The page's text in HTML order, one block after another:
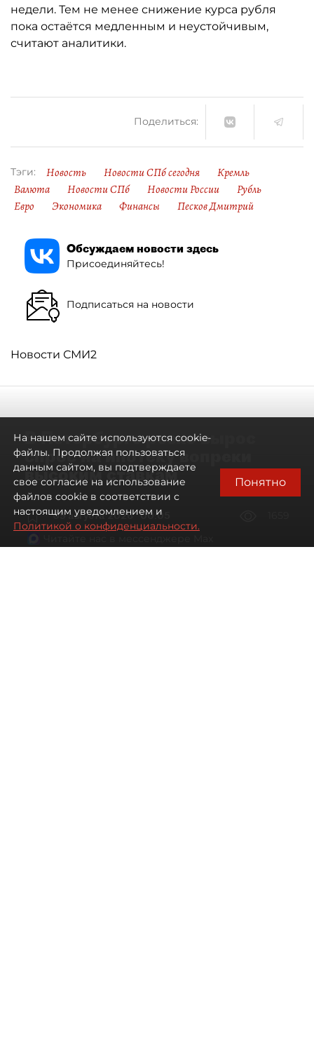
недели. Тем не менее снижение курса рубля
пока остаётся медленным и неустойчивым,
считают аналитики.
Поделиться:
Тэги: Новость Новости СПб сегодня
Кремль
Валюта
Новости СПб Новости России
Рубль
Евро
Экономика Финансы Песков Дмитрий
Обсуждаем новости здесь
Присоединяйтесь!
Подписаться на новости
Новости СМИ2
В Петербурге резко вырос
спрос на ипотеку вопреки
высоким ставкам
09 августа 2026 00:05
На нашем сайте используются cookie-
файлы. Продолжая пользоваться
данным сайтом, вы подтверждаете
свое согласие на использование
файлов cookie в соответствии с
настоящим уведомлением и
Политикой о конфиденциальности.
Понятно